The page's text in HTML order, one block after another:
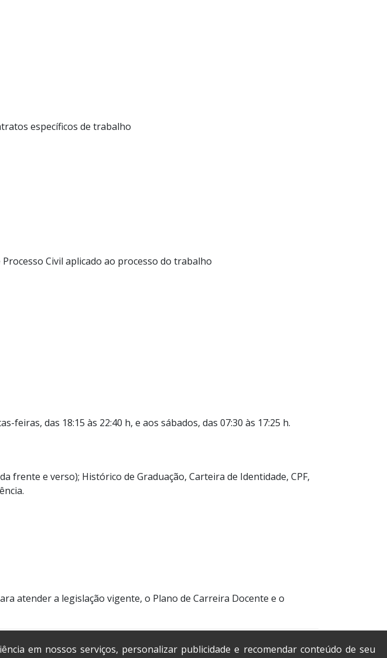
específicos de trabalho
Civil aplicado ao processo do trabalho
das 18:15 às 22:40 h, e aos sábados, das 07:30 às 17:25 h.
frente e verso); Histórico de Graduação, Carteira de Identidade, CPF,
atender a legislação vigente, o Plano de Carreira Docente e o
em nossos serviços, personalizar publicidade e recomendar conteúdo de seu